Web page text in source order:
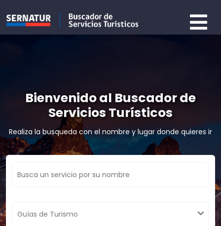
Bienvenido al Buscador de
Servicios Turísticos
Realiza la busqueda con el nombre y lugar donde quieres ir